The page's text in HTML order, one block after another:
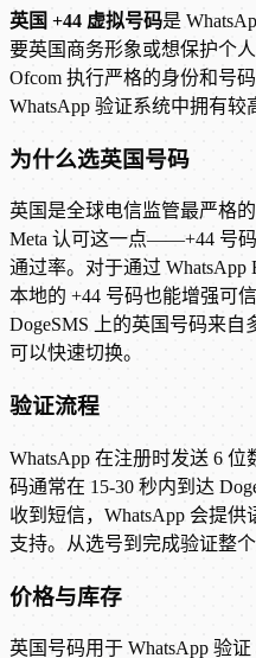
英国 +44 虚拟号码是
要英国商务形象或想保护个
Ofcom 执行严格的身份和号
WhatsApp 验证系统中拥有较
为什么选英国号码
英国是全球电信监管最严格
Meta 认可这一点——+44 号
通过率。对于通过 WhatsApp
本地的 +44 号码也能增强可
DogeSMS 上的英国号码来
可以快速切换。
验证流程
WhatsApp 在注册时发送 6
码通常在 15-30 秒内到达
收到短信，WhatsApp 会提
支持。从选号到完成验证整
价格与库存
英国号码用于 WhatsApp 验证